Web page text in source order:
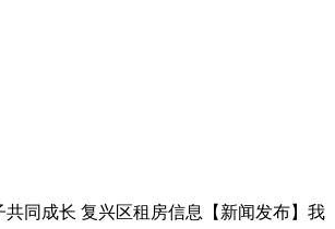
同成长 复兴区租房信息【新闻发布】我